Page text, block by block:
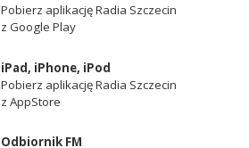
Pobierz aplikację Radia Szczecin
z Google Play
iPad, iPhone, iPod
Pobierz aplikację Radia Szczecin
z AppStore
Odbiornik FM